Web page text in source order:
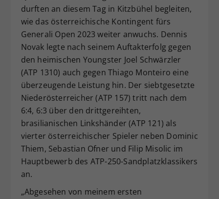
durften an diesem Tag in Kitzbühel begleiten,
wie das österreichische Kontingent fürs
Generali Open 2023 weiter anwuchs. Dennis
Novak legte nach seinem Auftakterfolg gegen
den heimischen Youngster Joel Schwärzler
(ATP 1310) auch gegen Thiago Monteiro eine
überzeugende Leistung hin. Der siebtgesetzte
Niederösterreicher (ATP 157) tritt nach dem
6:4, 6:3 über den drittgereihten,
brasilianischen Linkshänder (ATP 121) als
vierter österreichischer Spieler neben Dominic
Thiem, Sebastian Ofner und Filip Misolic im
Hauptbewerb des ATP-250-Sandplatzklassikers
an.
„Abgesehen von meinem ersten
Zweck
Dieser Wert speichert Ihre Consent-
Einstellungen. Unter anderem eine
zufällig generierte ID, für die
historische Speicherung Ihrer
vorgenommen Einstellungen, falls der
Webseiten-Betreiber dies eingestellt
hat.